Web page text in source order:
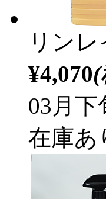
リンレ
¥4,070
03月下
在庫あ